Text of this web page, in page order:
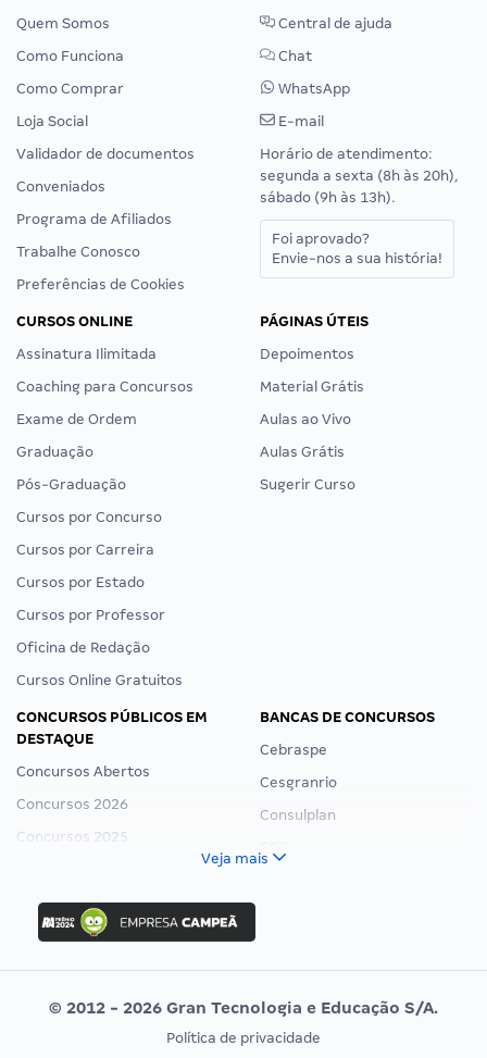
Quem Somos
Como Funciona
Como Comprar
Loja Social
Validador de documentos
Conveniados
Programa de Afiliados
Trabalhe Conosco
Preferências de Cookies
Central de ajuda
Chat
WhatsApp
E-mail
Horário de atendimento:
segunda a sexta (8h às 20h),
sábado (9h às 13h).
Foi aprovado?
Envie-nos a sua história!
CURSOS ONLINE
Assinatura Ilimitada
Coaching para Concursos
Exame de Ordem
Graduação
Pós-Graduação
Cursos por Concurso
Cursos por Carreira
Cursos por Estado
Cursos por Professor
Oficina de Redação
Cursos Online Gratuitos
PÁGINAS ÚTEIS
Depoimentos
Material Grátis
Aulas ao Vivo
Aulas Grátis
Sugerir Curso
CONCURSOS PÚBLICOS EM
DESTAQUE
Concursos Abertos
Concursos 2026
Concursos 2025
Concurso Nacional Unificado
Concurso Ibama
Concurso MPU
Editais publicados
BANCAS DE CONCURSOS
Cebraspe
Cesgranrio
Consulplan
Vunesp
CONCURSOS POR PROFISSÃO EXAME DE ORDEM
Veja mais
© 2012 - 2026 Gran Tecnologia e Educação S/A.
Política de privacidade